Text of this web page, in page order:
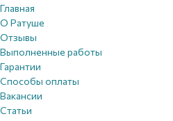
Главная
О Ратуше
Отзывы
Выполненные работы
Гарантии
Способы оплаты
Вакансии
Статьи